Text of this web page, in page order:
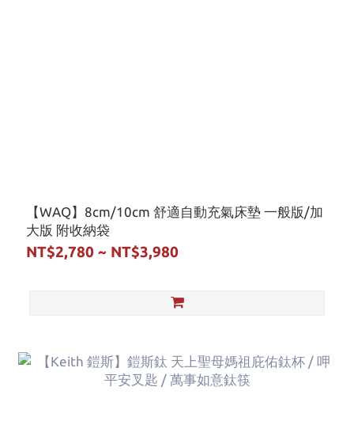
【WAQ】8cm/10cm 舒適自動充氣床墊 一般版/加
大版 附收納袋
NT$2,780 ~ NT$3,980